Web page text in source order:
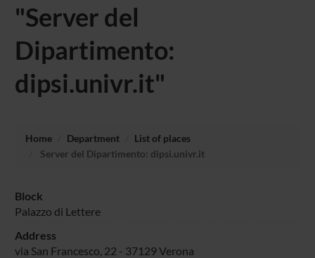
"Server del
Dipartimento:
dipsi.univr.it"
Home Department
List of places
Server del Dipartimento: dipsi.univr.it
Block
Palazzo di Lettere
Address
via San Francesco, 22 - 37129 Verona